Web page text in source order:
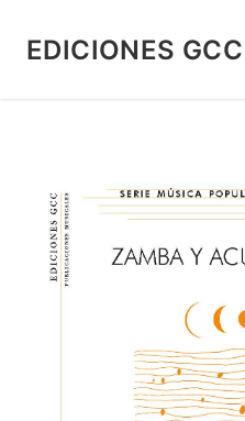
contenido
EDICIONES GCC